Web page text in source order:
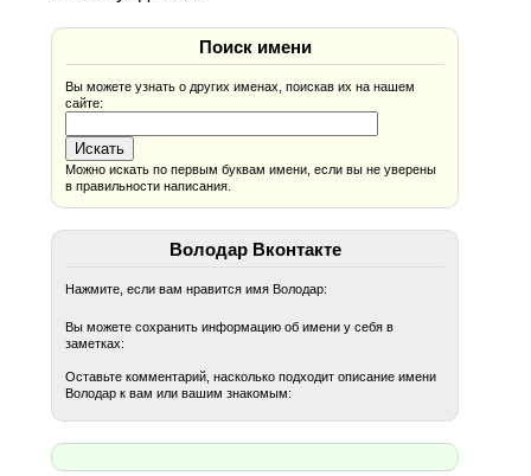
Поиск имени
Вы можете узнать о других именах, поискав их на нашем
сайте:
Можно искать по первым буквам имени, если вы не уверены
в правильности написания.
Володар Вконтакте
Нажмите, если вам нравится имя Володар:
Вы можете сохранить информацию об имени у себя в
заметках:
Оставьте комментарий, насколько подходит описание имени
Володар к вам или вашим знакомым: